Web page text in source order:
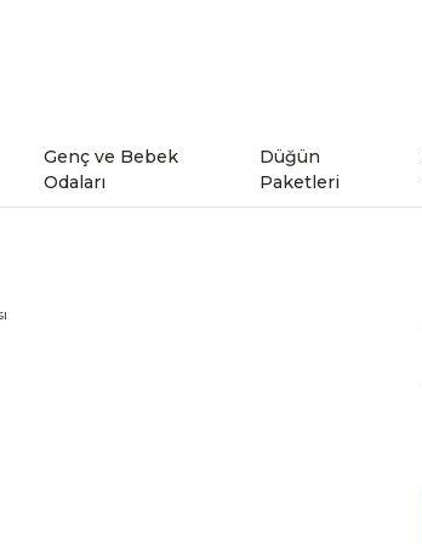
Genç ve Bebek
Odaları
Düğün
Paketleri